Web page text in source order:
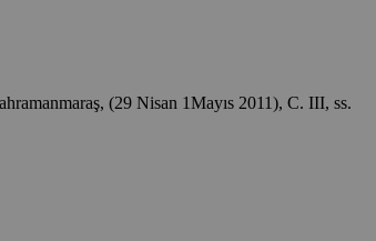
(29 Nisan 1Mayıs 2011), C. III, ss.